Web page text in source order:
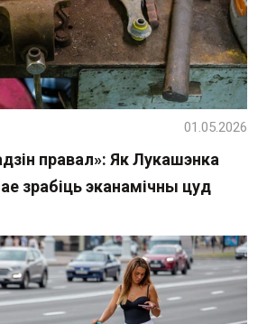
правал»: Як Лукашэнка
зрабіць эканамічны цуд
01.05.2026